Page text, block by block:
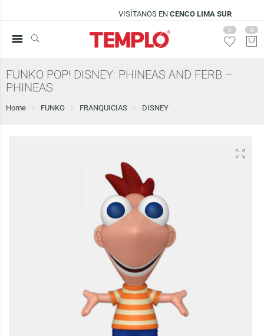
VISÍTANOS ENCENCO LIMA SUR
0 0
FUNKO POP! DISNEY: PHINEAS AND FERB –
PHINEAS
Home FUNKO FRANQUICIAS DISNEY